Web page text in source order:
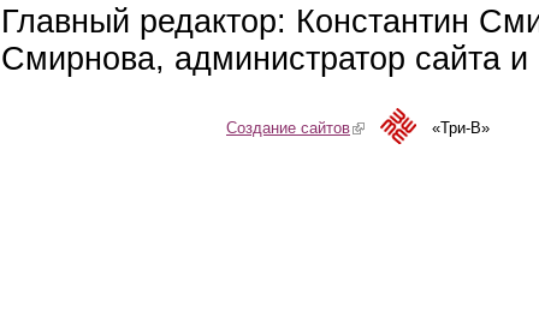
Главный редактор: Константин
Смирнова, администратор сайта
Создание сайтов(link is external)«Три-В»